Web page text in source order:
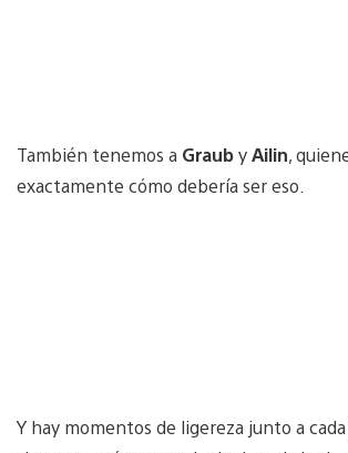
También tenemos a GraubyAilin,
exactamente cómo debería ser eso.
Y hay momentos de ligereza junto a